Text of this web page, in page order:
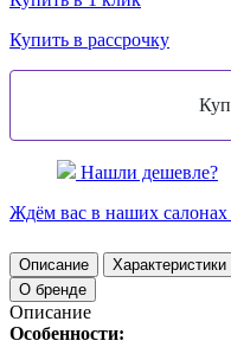
Купить в рассрочку
Нашли дешевле?
Ждём вас в наших салонах
Описание Характеристики
О бренде
Описание
Особенности: